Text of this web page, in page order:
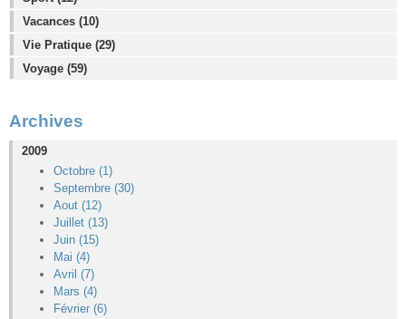
Vacances (10)
Vie Pratique (29)
Voyage (59)
Archives
2009
Octobre (1)
Septembre (30)
Aout (12)
Juillet (13)
Juin (15)
Mai (4)
Avril (7)
Mars (4)
Février (6)